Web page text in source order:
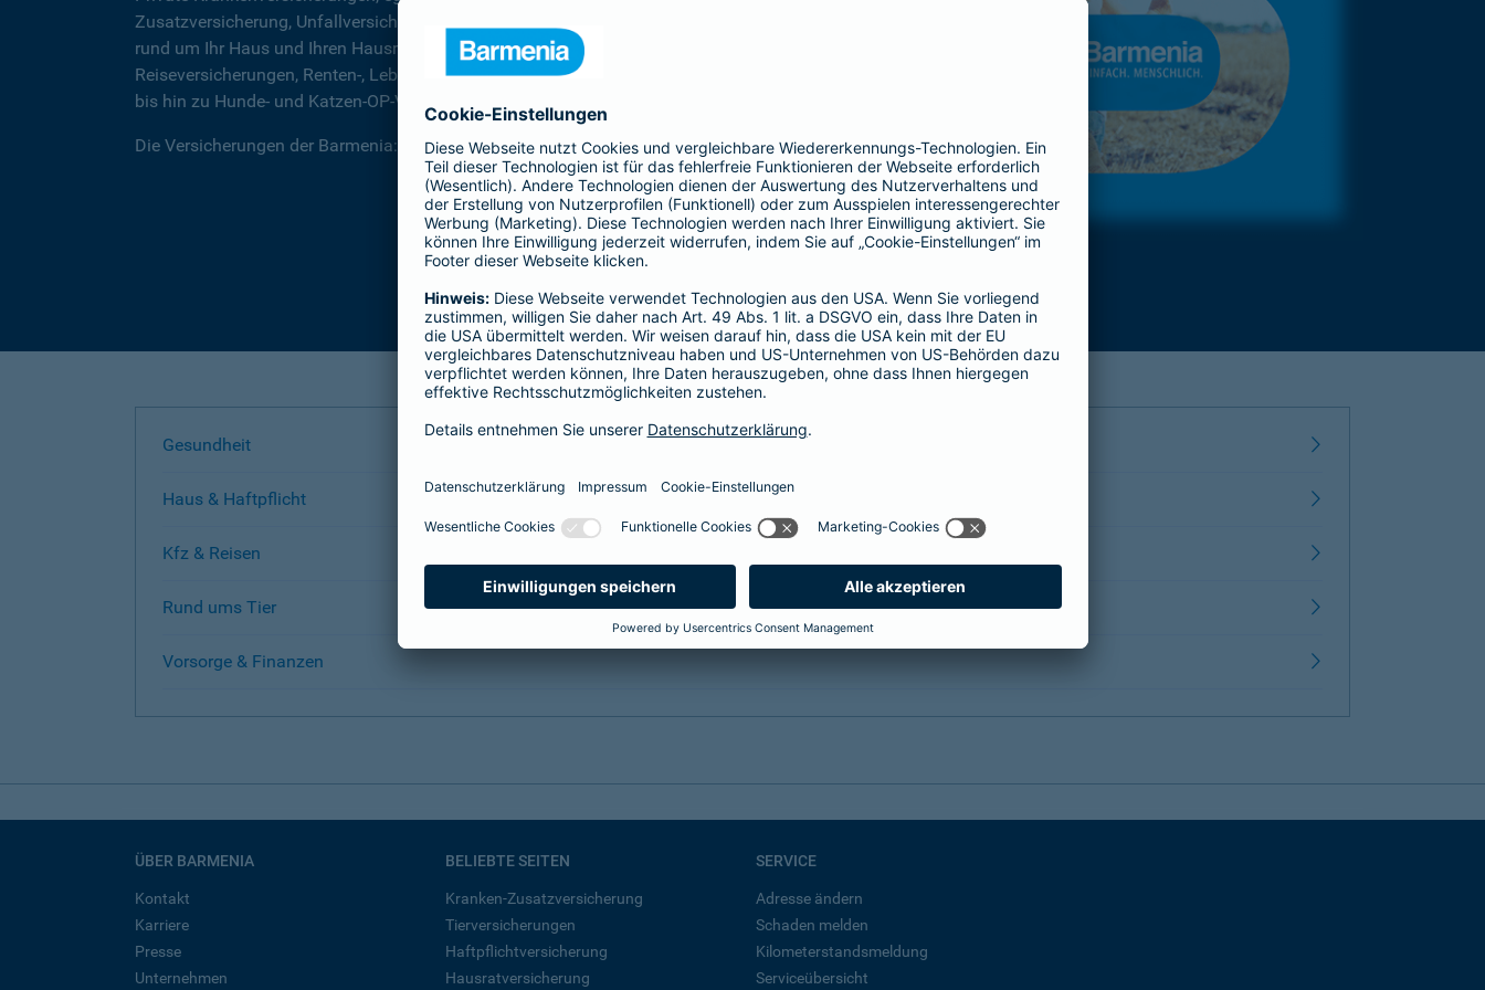
Zusatzversicherung, Unfallversicherungen für Kinder und Erwachsene, Schutz
rund um Ihr Haus und Ihren Hausrat, über Rechtsschutzversicherung, Kfz- und
Reiseversicherungen, Renten-, Lebens- und Berufsunfähigkeitsversicherung
bis hin zu Hunde- und Katzen-OP-Versicherungen.
Die Versicherungen der Barmenia: Wir helfen Ihnen in jeder Lebenslage
Gesundheit
Haus & Haftpflicht
Kfz & Reisen
Rund ums Tier
Vorsorge & Finanzen
ÜBER BARMENIA
Kontakt
Karriere
Presse
Unternehmen
BELIEBTE SEITEN
Kranken-Zusatzversicherung
Tierversicherungen
Haftpflichtversicherung
Hausratversicherung
SERVICE
Adresse ändern
Schaden melden
Kilometerstandsmeldung
Serviceübersicht